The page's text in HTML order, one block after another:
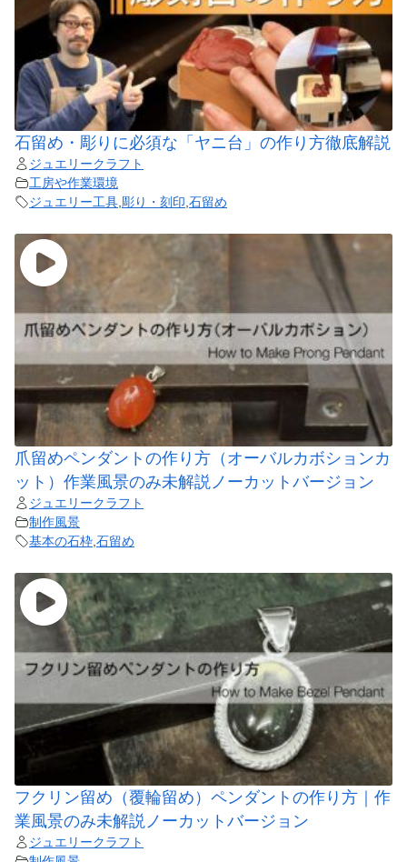
石留め・彫りに必須な「ヤニ台」の作り方徹底解説
ジュエリークラフト
工房や作業環境
ジュエリー工具 彫り・刻印 石留め
爪留めペンダントの作り方（オーバルカボションカ
ット）作業風景のみ未解説ノーカットバージョン
ジュエリークラフト
制作風景
基本の石枠 石留め
フクリン留め（覆輪留め）ペンダントの作り方｜作
業風景のみ未解説ノーカットバージョン
ジュエリークラフト